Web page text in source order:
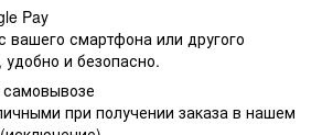
Pay
вашего смартфона или другого
и безопасно.
при получении заказа в нашем